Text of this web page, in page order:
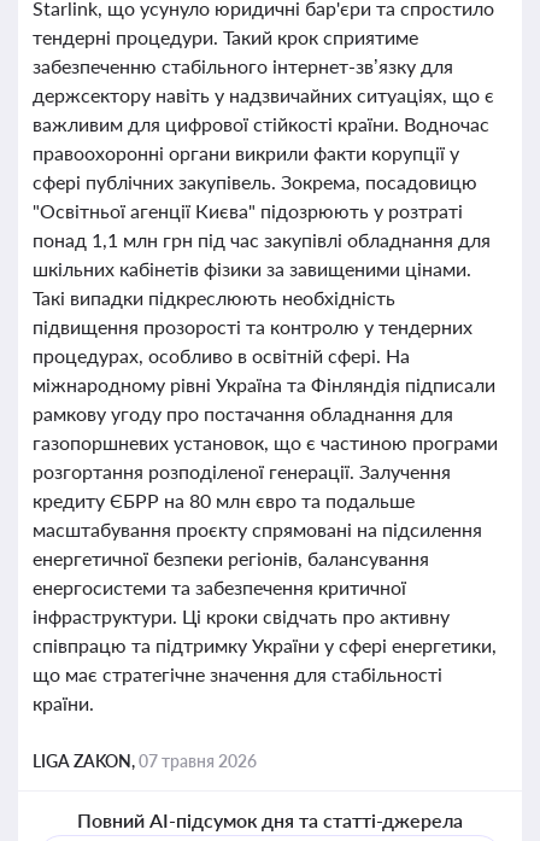
Starlink, що усунуло юридичні бар'єри та спростило
тендерні процедури. Такий крок сприятиме
забезпеченню стабільного інтернет-зв’язку для
держсектору навіть у надзвичайних ситуаціях, що є
важливим для цифрової стійкості країни. Водночас
правоохоронні органи викрили факти корупції у
сфері публічних закупівель. Зокрема, посадовицю
"Освітньої агенції Києва" підозрюють у розтраті
понад 1,1 млн грн під час закупівлі обладнання для
шкільних кабінетів фізики за завищеними цінами.
Такі випадки підкреслюють необхідність
підвищення прозорості та контролю у тендерних
процедурах, особливо в освітній сфері. На
міжнародному рівні Україна та Фінляндія підписали
рамкову угоду про постачання обладнання для
газопоршневих установок, що є частиною програми
розгортання розподіленої генерації. Залучення
кредиту ЄБРР на 80 млн євро та подальше
масштабування проєкту спрямовані на підсилення
енергетичної безпеки регіонів, балансування
енергосистеми та забезпечення критичної
інфраструктури. Ці кроки свідчать про активну
співпрацю та підтримку України у сфері енергетики,
що має стратегічне значення для стабільності
країни.
LIGA ZAKON,07 травня 2026
Повний AI-підсумок дня та статті-джерела